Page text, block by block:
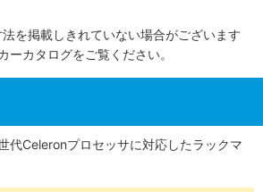
を掲載しきれていない場合がございます
ーカタログをご覧ください。
代Celeronプロセッサに対応したラックマ